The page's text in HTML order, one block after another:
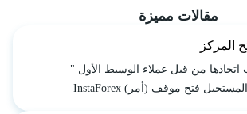
مقالات مميزة
" الخطوات التي يجب اتخاذها من قبل عملاء الوسيط الأول